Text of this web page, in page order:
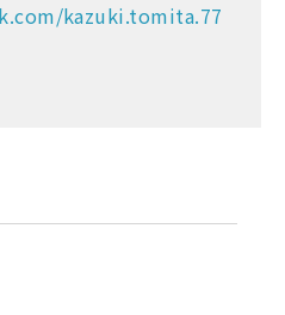
kazuki.tomita.77